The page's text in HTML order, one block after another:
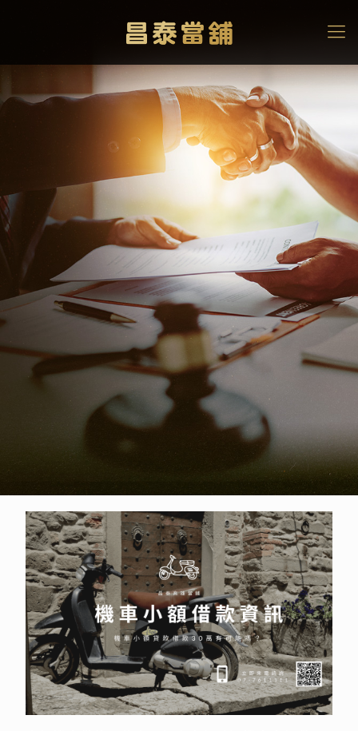
機車小額貸款30萬可能
嗎？
3招提高機車小額借款額
度，詳細資訊報你知！
高雄當舖 機車借款 >
機車小額貸款30萬可能嗎？3招提高
機車小額借款額度！詳細資訊報你知